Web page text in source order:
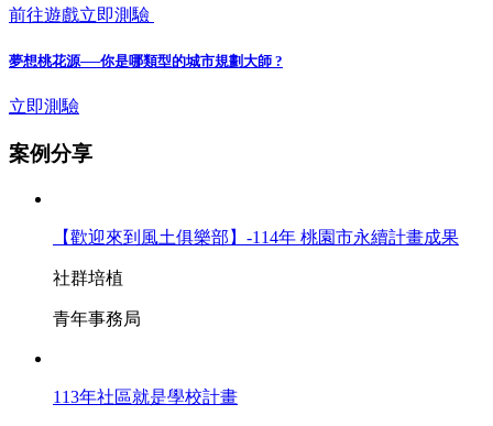
前往遊戲立即測驗
夢想桃花源──你是哪類型的城市規劃大師 ?
立即測驗
案例分享
【歡迎來到風土俱樂部】-114年 桃園市永續計畫成果
社群培植
青年事務局
113年社區就是學校計畫